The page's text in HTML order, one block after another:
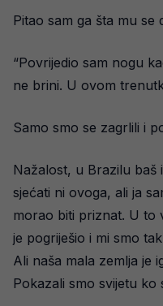
Pitao sam ga šta mu se
“Povrijedio sam nogu
ne brini. U ovom
Samo smo se zagrlili i
Nažalost, u Brazilu baš
sjećati ni ovoga, ali ja
morao biti priznat. U to
je pogriješio i mi smo
Ali naša mala zemlja je
Pokazali smo svijetu ko